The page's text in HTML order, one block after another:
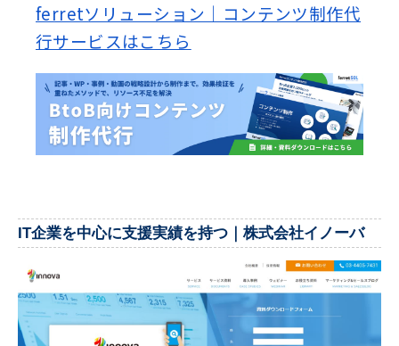
ferretソリューション｜コンテンツ制作代
行サービスはこちら
IT企業を中心に支援実績を持つ｜株式会社イノーバ